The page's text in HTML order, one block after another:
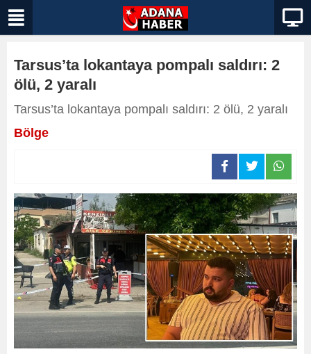
Tarsus’ta lokantaya pompalı saldırı: 2
ölü, 2 yaralı
Tarsus’ta lokantaya pompalı saldırı: 2 ölü, 2 yaralı
Bölge